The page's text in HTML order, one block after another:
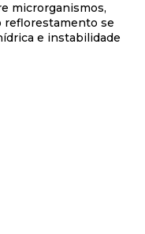
microrganismos,
reflorestamento se
e instabilidade